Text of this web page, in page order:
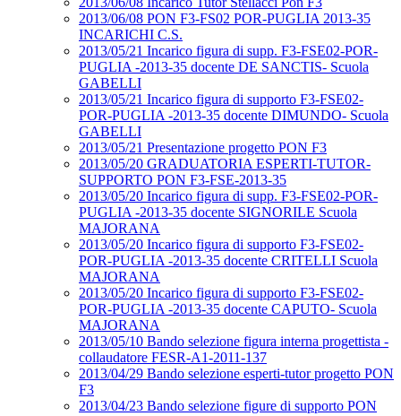
2013/06/08 PON F3-FS02 POR-PUGLIA 2013-35
INCARICHI C.S.
2013/05/21 Incarico figura di supp. F3-FSE02-POR-
PUGLIA -2013-35 docente DE SANCTIS- Scuola
GABELLI
2013/05/21 Incarico figura di supporto F3-FSE02-
POR-PUGLIA -2013-35 docente DIMUNDO- Scuola
GABELLI
2013/05/21 Presentazione progetto PON F3
2013/05/20 GRADUATORIA ESPERTI-TUTOR-
SUPPORTO PON F3-FSE-2013-35
2013/05/20 Incarico figura di supp. F3-FSE02-POR-
PUGLIA -2013-35 docente SIGNORILE Scuola
MAJORANA
2013/05/20 Incarico figura di supporto F3-FSE02-
POR-PUGLIA -2013-35 docente CRITELLI Scuola
MAJORANA
2013/05/20 Incarico figura di supporto F3-FSE02-
POR-PUGLIA -2013-35 docente CAPUTO- Scuola
MAJORANA
2013/05/10 Bando selezione figura interna progettista -
collaudatore FESR-A1-2011-137
2013/04/29 Bando selezione esperti-tutor progetto PON
F3
2013/04/23 Bando selezione figure di supporto PON